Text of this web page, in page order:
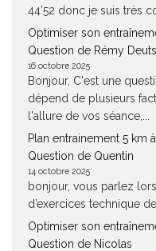
44’52 donc je suis très
Optimiser son
Question de Rémy
16 octobre 2025
Bonjour, C'est une
dépend de plusieurs
l'allure de vos séance,...
Plan entrainement 5 km
Question de Quentin
14 octobre 2025
bonjour, vous parlez
d’exercices technique
Optimiser son
Question de Nicolas